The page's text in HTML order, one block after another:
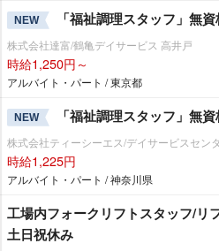
NEW 「福祉調理スタッフ」無
株式会社達富/鶴亀デイサービス 高井戸
時給1,250円～
アルバイト・パート / 東京都
NEW 「福祉調理スタッフ」無
株式会社ティーシーエス/デイサービスセン
時給1,225円
アルバイト・パート / 神奈川県
工場内フォークリフトスタッフ/リ
土日祝休み